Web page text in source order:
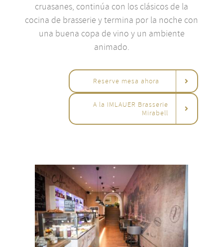
cruasanes, continúa con los clásicos de la
cocina de brasserie y termina por la noche con
una buena copa de vino y un ambiente
animado.
Reserve mesa ahora
A la IMLAUER Brasserie
Mirabell